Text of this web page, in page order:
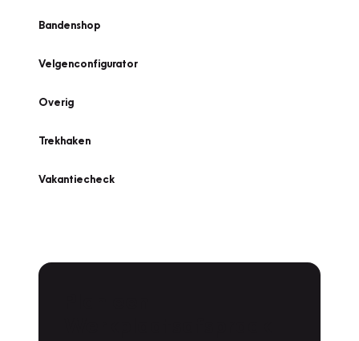
Bandenshop
Velgenconfigurator
Overig
Trekhaken
Vakantiecheck